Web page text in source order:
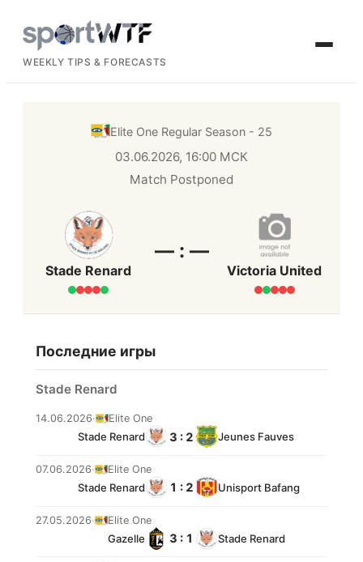
WEEKLY TIPS & FORECASTS
Elite One Regular Season - 25
03.06.2026, 16:00 МСК
Match Postponed
Stade Renard
— : —
Victoria United
Последние игры
Stade Renard
14.06.2026· Elite One
Stade Renard 3 : 2 Jeunes Fauves
07.06.2026· Elite One
Stade Renard 1 : 2 Unisport Bafang
27.05.2026· Elite One
Gazelle 3 : 1 Stade Renard